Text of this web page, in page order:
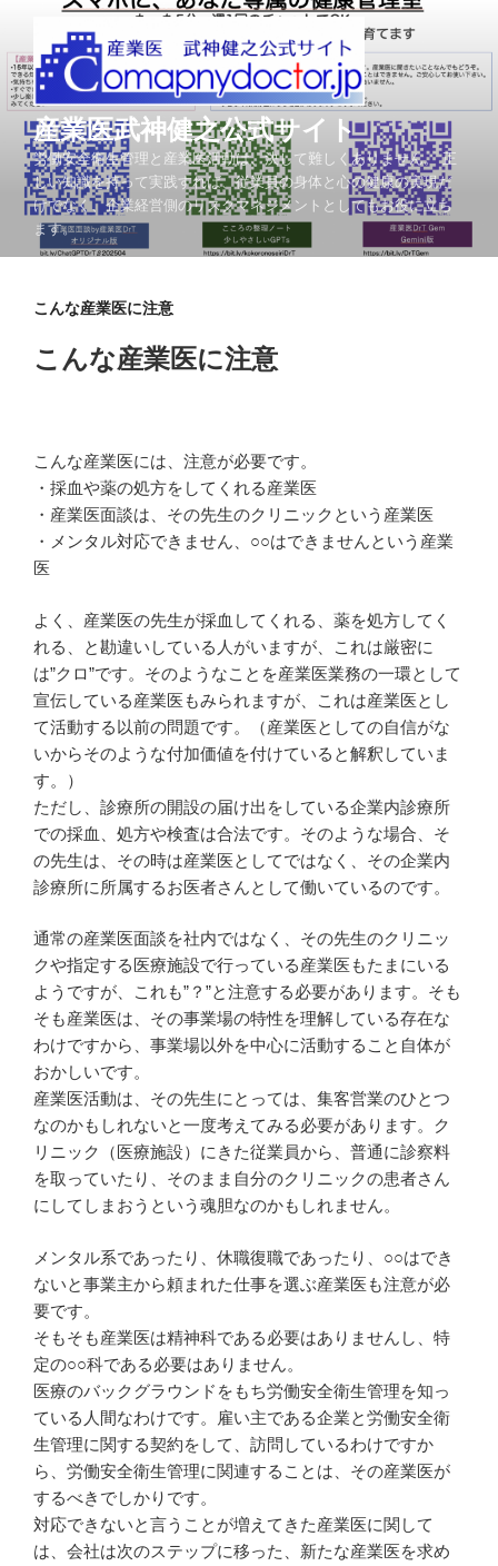
テ
ン
プ
産業医武神健之公式サイト
労働安全衛生管理と産業医活動は、決して難しくありません。 正
しい知識を持って実践すれば、従業員の身体と心の健康の実現だ
けでなく、企業経営側のリスクマネジメントとしてもお役に立ち
ます。
こんな産業医に注意
こんな産業医に注意
こんな産業医には、注意が必要です。
・採血や薬の処方をしてくれる産業医
・産業医面談は、その先生のクリニックという産業医
・メンタル対応できません、○○はできませんという産業
医
よく、産業医の先生が採血してくれる、薬を処方してく
れる、と勘違いしている人がいますが、これは厳密に
は”クロ”です。そのようなことを産業医業務の一環として
宣伝している産業医もみられますが、これは産業医とし
て活動する以前の問題です。（産業医としての自信がな
いからそのような付加価値を付けていると解釈していま
す。）
ただし、診療所の開設の届け出をしている企業内診療所
での採血、処方や検査は合法です。そのような場合、そ
の先生は、その時は産業医としてではなく、その企業内
診療所に所属するお医者さんとして働いているのです。
通常の産業医面談を社内ではなく、その先生のクリニッ
クや指定する医療施設で行っている産業医もたまにいる
ようですが、これも”？”と注意する必要があります。そも
そも産業医は、その事業場の特性を理解している存在な
わけですから、事業場以外を中心に活動すること自体が
おかしいです。
産業医活動は、その先生にとっては、集客営業のひとつ
なのかもしれないと一度考えてみる必要があります。ク
リニック（医療施設）にきた従業員から、普通に診察料
を取っていたり、そのまま自分のクリニックの患者さん
にしてしまおうという魂胆なのかもしれません。
メンタル系であったり、休職復職であったり、○○はでき
ないと事業主から頼まれた仕事を選ぶ産業医も注意が必
要です。
そもそも産業医は精神科である必要はありませんし、特
定の○○科である必要はありません。
医療のバックグラウンドをもち労働安全衛生管理を知っ
ている人間なわけです。雇い主である企業と労働安全衛
生管理に関する契約をして、訪問しているわけですか
ら、労働安全衛生管理に関連することは、その産業医が
するべきでしかりです。
対応できないと言うことが増えてきた産業医に関して
は、会社は次のステップに移った、新たな産業医を求め